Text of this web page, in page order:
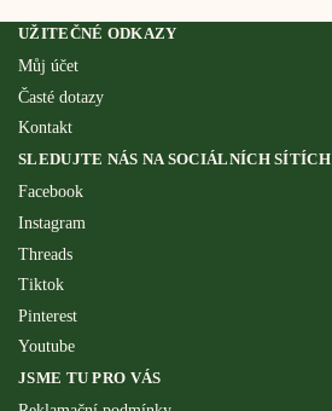
UŽITEČNÉ ODKAZY
Můj účet
Časté dotazy
Kontakt
SLEDUJTE NÁS NA SOCIÁLNÍCH SÍTÍCH
Facebook
Instagram
Threads
Tiktok
Pinterest
Youtube
JSME TU PRO VÁS